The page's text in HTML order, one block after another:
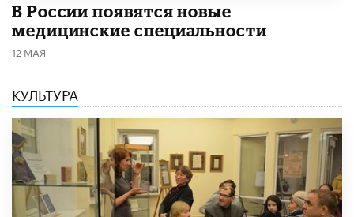
В России появятся новые
медицинские специальности
12 МАЯ
КУЛЬТУРА